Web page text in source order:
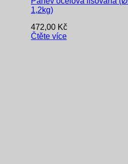
1,2kg)
472,00 Kč
Čtěte více